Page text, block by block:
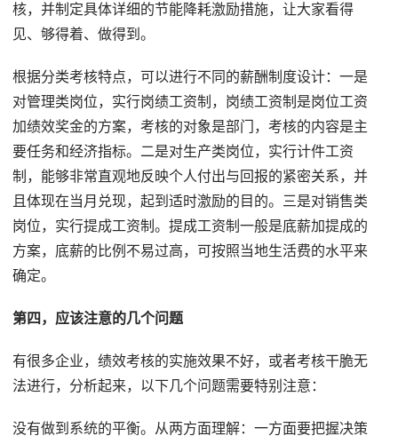
核，并制定具体详细的节能降耗激励措施，让大家看得
见、够得着、做得到。
根据分类考核特点，可以进行不同的薪酬制度设计：一是
对管理类岗位，实行岗绩工资制，岗绩工资制是岗位工资
加绩效奖金的方案，考核的对象是部门，考核的内容是主
要任务和经济指标。二是对生产类岗位，实行计件工资
制，能够非常直观地反映个人付出与回报的紧密关系，并
且体现在当月兑现，起到适时激励的目的。三是对销售类
岗位，实行提成工资制。提成工资制一般是底薪加提成的
方案，底薪的比例不易过高，可按照当地生活费的水平来
确定。
第四，应该注意的几个问题
有很多企业，绩效考核的实施效果不好，或者考核干脆无
法进行，分析起来，以下几个问题需要特别注意：
没有做到系统的平衡。从两方面理解：一方面要把握决策